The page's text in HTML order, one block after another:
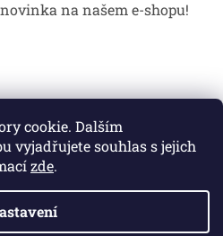
cookie. Dalším
vyjadřujete souhlas s jejich
zde.
na našem e-shopu!
Interiéry Dveře
Shoptet